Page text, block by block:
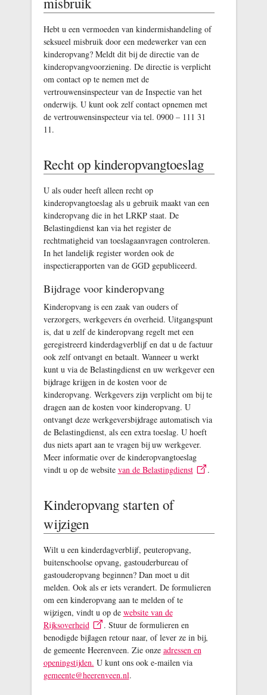
Hebt u een vermoeden van kindermishandeling of
seksueel misbruik door een medewerker van een
kinderopvang? Meldt dit bij de directie van de
kinderopvangvoorziening. De directie is verplicht
om contact op te nemen met de
vertrouwensinspecteur van de Inspectie van het
onderwijs. U kunt ook zelf contact opnemen met
de vertrouwensinspecteur via tel. 0900 – 111 31
11.
Recht op kinderopvangtoeslag
U als ouder heeft alleen recht op
kinderopvangtoeslag als u gebruik maakt van een
kinderopvang die in het LRKP staat. De
Belastingdienst kan via het register de
rechtmatigheid van toeslagaanvragen controleren.
In het landelijk register worden ook de
inspectierapporten van de GGD gepubliceerd.
Bijdrage voor kinderopvang
Kinderopvang is een zaak van ouders of
verzorgers, werkgevers én overheid. Uitgangspunt
is, dat u zelf de kinderopvang regelt met een
geregistreerd kinderdagverblijf en dat u de factuur
ook zelf ontvangt en betaalt. Wanneer u werkt
kunt u via de Belastingdienst en uw werkgever een
bijdrage krijgen in de kosten voor de
kinderopvang. Werkgevers zijn verplicht om bij te
dragen aan de kosten voor kinderopvang. U
ontvangt deze werkgeversbijdrage automatisch via
de Belastingdienst, als een extra toeslag. U hoeft
dus niets apart aan te vragen bij uw werkgever.
Meer informatie over de kinderopvangtoeslag
vindt u op de website van de Belastingdienst .
Kinderopvang starten of
wijzigen
Wilt u een kinderdagverblijf, peuteropvang,
buitenschoolse opvang, gastouderbureau of
gastouderopvang beginnen? Dan moet u dit
melden. Ook als er iets verandert. De formulieren
om een kinderopvang aan te melden of te
wijzigen, vindt u op de website van de
Rijksoverheid
. Stuur de formulieren en
benodigde bijlagen retour naar, of lever ze in bij,
de gemeente Heerenveen. Zie onze adressen en
openingstijden. U kunt ons ook e-mailen via
gemeente@heerenveen.nl.